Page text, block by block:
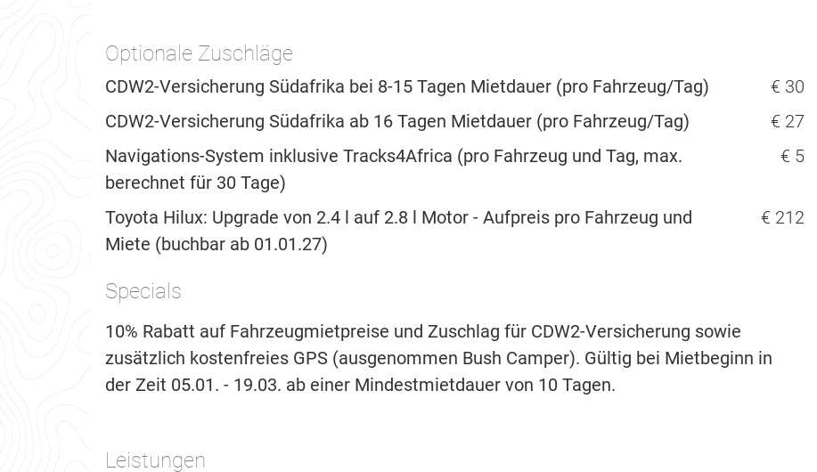
Optionale Zuschläge
CDW2-Versicherung Südafrika bei 8-15 Tagen Mietdauer (pro Fahrzeug/Tag)
€ 30
CDW2-Versicherung Südafrika ab 16 Tagen Mietdauer (pro Fahrzeug/Tag)
€ 27
Navigations-System inklusive Tracks4Africa (pro Fahrzeug und Tag, max.
berechnet für 30 Tage)
€ 5
Toyota Hilux: Upgrade von 2.4 l auf 2.8 l Motor - Aufpreis pro Fahrzeug und
Miete (buchbar ab 01.01.27)
€ 212
Specials
10% Rabatt auf Fahrzeugmietpreise und Zuschlag für CDW2-Versicherung sowie
zusätzlich kostenfreies GPS (ausgenommen Bush Camper). Gültig bei Mietbeginn in
der Zeit 05.01. - 19.03. ab einer Mindestmietdauer von 10 Tagen.
Leistungen